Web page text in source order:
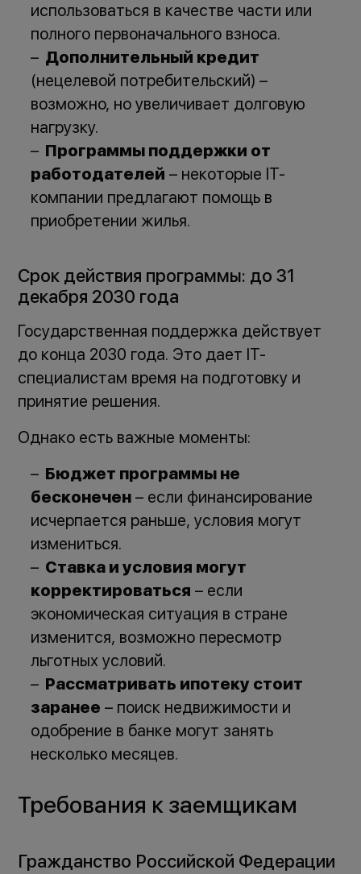
использоваться в качестве части или
полного первоначального взноса.
Дополнительный кредит
(нецелевой потребительский) –
возможно, но увеличивает долговую
нагрузку.
Программы поддержки от
работодателей – некоторые IT-
компании предлагают помощь в
приобретении жилья.
Срок действия программы: до 31
декабря 2030 года
Государственная поддержка действует
до конца 2030 года. Это дает IT-
специалистам время на подготовку и
принятие решения.
Однако есть важные моменты:
Бюджет программы не
бесконечен – если финансирование
исчерпается раньше, условия могут
измениться.
Ставка и условия могут
корректироваться – если
экономическая ситуация в стране
изменится, возможно пересмотр
льготных условий.
Рассматривать ипотеку стоит
заранее – поиск недвижимости и
одобрение в банке могут занять
несколько месяцев.
Требования к заемщикам
Гражданство Российской Федерации